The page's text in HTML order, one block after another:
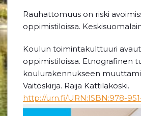
Rauhattomuus on riski
oppimistiloissa.
Koulun toimintakulttuuri
oppimistiloissa. Etnografinen
koulurakennukseen
Väitöskirja. Raija Kattilakoski.
http://urn.fi/URN:ISBN:978-